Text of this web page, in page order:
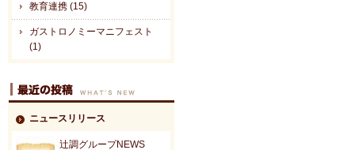
教育連携 (15)
ガストロノミーマニフェスト
(1)
ニュースリリース
辻調グループNEWS